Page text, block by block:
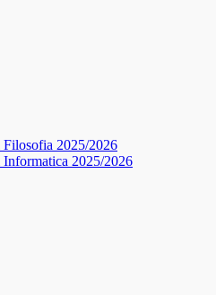
2025/2026
2025/2026